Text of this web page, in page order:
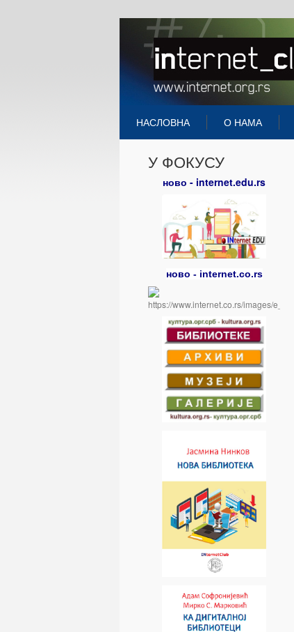
НАСЛОВНА О НАМА
У ФОКУСУ
ново - internet.edu.rs
ново - internet.co.rs